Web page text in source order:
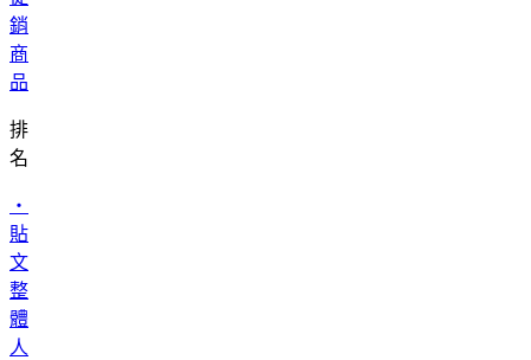
銷
商
品
排
名
・
貼
文
整
體
人